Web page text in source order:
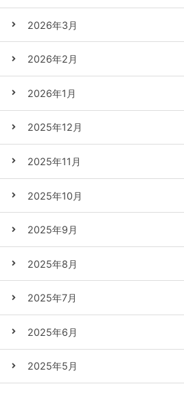
2026年3月
2026年2月
2026年1月
2025年12月
2025年11月
2025年10月
2025年9月
2025年8月
2025年7月
2025年6月
2025年5月